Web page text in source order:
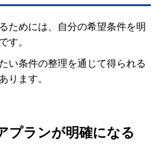
ためには、自分の希望条件を明
す。
い条件の整理を通じて得られる
ります。
プランが明確になる